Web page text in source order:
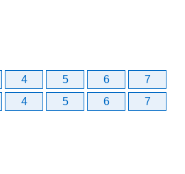
4 5 6
7
4 5 6 7